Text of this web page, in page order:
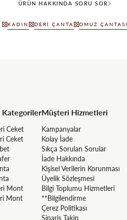
ÜRÜN HAKKINDA SORU SOR
KADIN DERI ÇANTA OMUZ ÇANTASI
Kategoriler
Ceket
Ceket
Mont
Mont
Müşteri Hizmetleri
Kampanyalar
Kolay İade
Sıkça Sorulan Sorular
İade Hakkında
Kişisel Verilerin Korunması
Üyelik Sözleşmesi
Bilgi Toplumu Hizmetleri
**Bilgilendirme
Çerez Politikası
Sipariş Takip